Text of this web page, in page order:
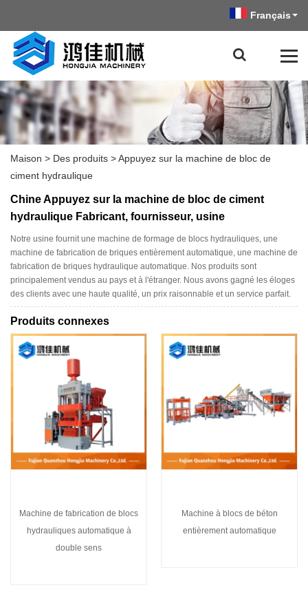
Français
Maison > Des produits >Appuyez sur la machine de bloc de
ciment hydraulique
Chine Appuyez sur la machine de bloc de ciment
hydraulique Fabricant, fournisseur, usine
Notre usine fournit une machine de formage de blocs hydrauliques, une
machine de fabrication de briques entièrement automatique, une machine de
fabrication de briques hydraulique automatique. Nos produits sont
principalement vendus au pays et à l'étranger. Nous avons gagné les éloges
des clients avec une haute qualité, un prix raisonnable et un service parfait.
Produits connexes
Machine de fabrication de blocs
hydrauliques automatique à
double sens
Machine à blocs de béton
entièrement automatique